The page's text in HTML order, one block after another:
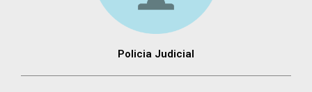
Policia Judicial